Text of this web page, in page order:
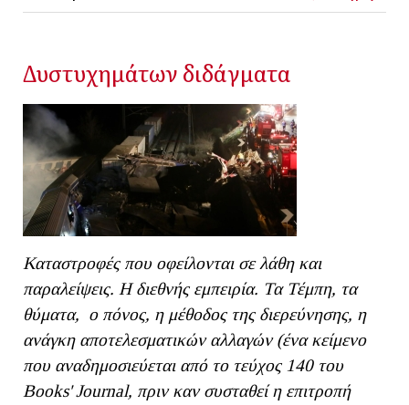
Δυστυχημάτων διδάγματα
Καταστροφές που οφείλονται σε λάθη και
παραλείψεις. Η διεθνής εμπειρία. Τα Τέμπη, τα
θύματα, ο πόνος, η μέθοδος της διερεύνησης, η
ανάγκη αποτελεσματικών αλλαγών (ένα κείμενο
που αναδημοσιεύεται από το τεύχος 140 του
Books' Journal, πριν καν συσταθεί η επιτροπή